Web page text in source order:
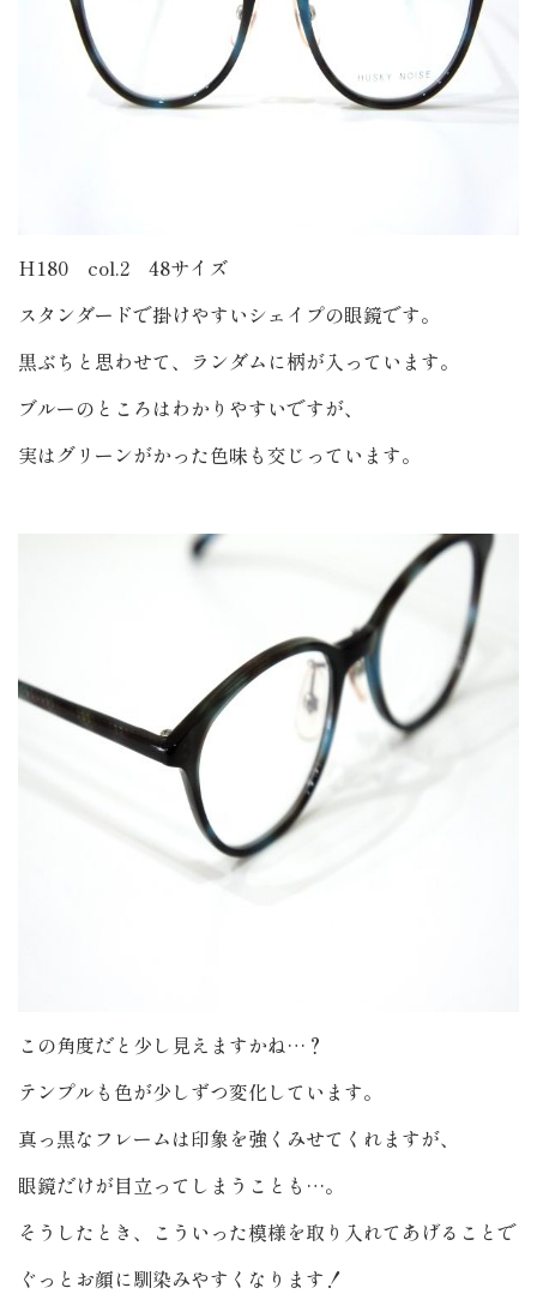
H180 col.2 48サイズ
スタンダードで掛けやすいシェイプの眼鏡です。
黒ぶちと思わせて、ランダムに柄が入っています。
ブルーのところはわかりやすいですが、
実はグリーンがかった色味も交じっています。
この角度だと少し見えますかね…？
テンプルも色が少しずつ変化しています。
真っ黒なフレームは印象を強くみせてくれますが、
眼鏡だけが目立ってしまうことも…。
そうしたとき、こういった模様を取り入れてあげることで
ぐっとお顔に馴染みやすくなります！